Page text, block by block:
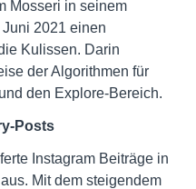
Mosseri in seinem
2021 einen
Kulissen. Darin
der Algorithmen für
den Explore-Bereich.
Posts
Instagram Beiträge in
Mit dem steigendem